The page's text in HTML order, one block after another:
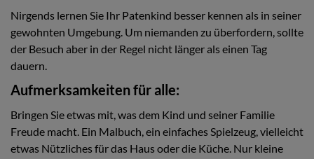
Nirgends lernen Sie Ihr Patenkind besser kennen als in seiner
gewohnten Umgebung. Um niemanden zu überfordern, sollte
der Besuch aber in der Regel nicht länger als einen Tag
dauern.
Aufmerksamkeiten für alle:
Bringen Sie etwas mit, was dem Kind und seiner Familie
Freude macht. Ein Malbuch, ein einfaches Spielzeug, vielleicht
etwas Nützliches für das Haus oder die Küche. Nur kleine